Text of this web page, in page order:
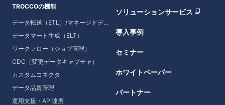
TROCCOの機能
データ転送（ETL）/マネージドデータ転送
データマート生成（ELT）
ワークフロー（ジョブ管理）
CDC（変更データキャプチャ）
カスタムコネクタ
データ品質管理
運用支援・API連携
ソリューションサービス
導入事例
セミナー
ホワイトペーパー
パートナー